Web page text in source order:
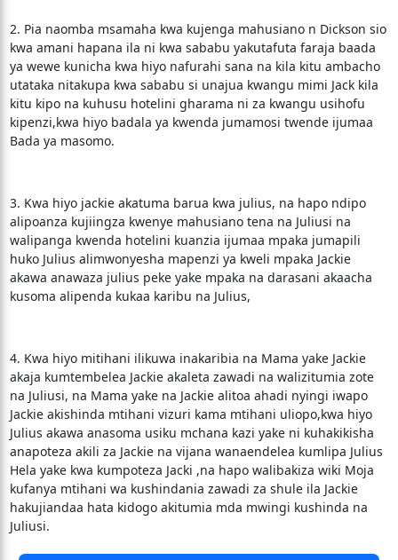
2. Pia naomba msamaha kwa kujenga mahusiano n Dickson sio
kwa amani hapana ila ni kwa sababu yakutafuta faraja baada
ya wewe kunicha kwa hiyo nafurahi sana na kila kitu ambacho
utataka nitakupa kwa sababu si unajua kwangu mimi Jack kila
kitu kipo na kuhusu hotelini gharama ni za kwangu usihofu
kipenzi,kwa hiyo badala ya kwenda jumamosi twende ijumaa
Bada ya masomo.
3. Kwa hiyo jackie akatuma barua kwa julius, na hapo ndipo
alipoanza kujiingza kwenye mahusiano tena na Juliusi na
walipanga kwenda hotelini kuanzia ijumaa mpaka jumapili
huko Julius alimwonyesha mapenzi ya kweli mpaka Jackie
akawa anawaza julius peke yake mpaka na darasani akaacha
kusoma alipenda kukaa karibu na Julius,
4. Kwa hiyo mitihani ilikuwa inakaribia na Mama yake Jackie
akaja kumtembelea Jackie akaleta zawadi na walizitumia zote
na Juliusi, na Mama yake na Jackie alitoa ahadi nyingi iwapo
Jackie akishinda mtihani vizuri kama mtihani uliopo,kwa hiyo
Julius akawa anasoma usiku mchana kazi yake ni kuhakikisha
anapoteza akili za Jackie na vijana wanaendelea kumlipa Julius
Hela yake kwa kumpoteza Jacki ,na hapo walibakiza wiki Moja
kufanya mtihani wa kushindania zawadi za shule ila Jackie
hakujiandaa hata kidogo akitumia mda mwingi kushinda na
Juliusi.